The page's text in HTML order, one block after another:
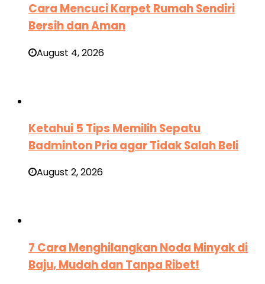
Cara Mencuci Karpet Rumah Sendiri
Bersih dan Aman
August 4, 2026
Ketahui 5 Tips Memilih Sepatu
Badminton Pria agar Tidak Salah Beli
August 2, 2026
7 Cara Menghilangkan Noda Minyak di
Baju, Mudah dan Tanpa Ribet!